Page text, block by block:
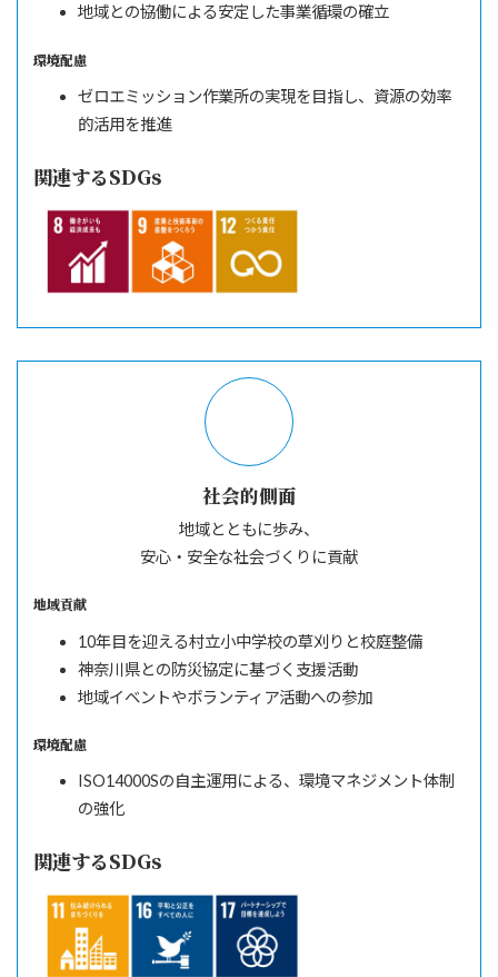
地域との協働による安定した事業循環の確立
環境配慮
ゼロエミッション作業所の実現を目指し、資源の効率
的活用を推進
関連するSDGs
社会的側面
地域とともに歩み、
安心・安全な社会づくりに貢献
地域貢献
10年目を迎える村立小中学校の草刈りと校庭整備
神奈川県との防災協定に基づく支援活動
地域イベントやボランティア活動への参加
環境配慮
ISO14000Sの自主運用による、環境マネジメント体制
の強化
関連するSDGs